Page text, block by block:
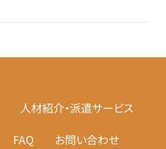
人材紹介・派遣サービス
FAQ
お問い合わせ